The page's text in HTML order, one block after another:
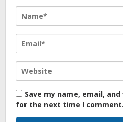
Save my name, email,
for the next time I comment.